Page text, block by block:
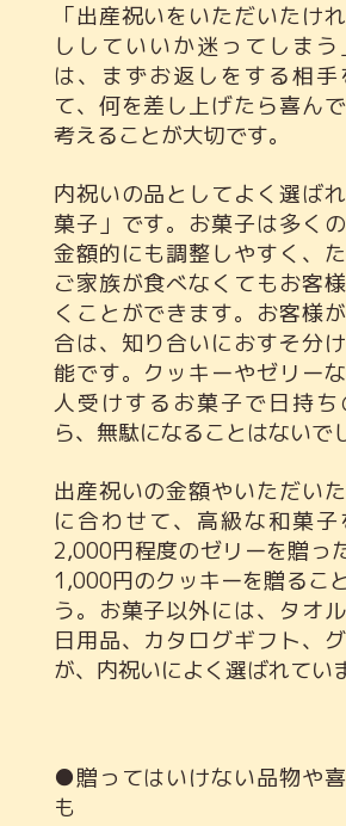
「出産祝いをいただいたけ
ししていいか迷ってしま
は、まずお返しをする相
て、何を差し上げたら喜ん
考えることが大切です。
内祝いの品としてよく選ば
菓子」です。お菓子は多くの
金額的にも調整しやすく、
ご家族が食べなくてもお客
くことができます。お客様
合は、知り合いにおすそ分
能です。クッキーやゼリー
人受けするお菓子で日持ち
ら、無駄になることはないで
出産祝いの金額やいただい
に合わせて、高級な和菓子
2,000円程度のゼリーを贈っ
1,000円のクッキーを贈るこ
う。お菓子以外には、タオ
日用品、カタログギフト、
が、内祝いによく選ばれてい
●贈ってはいけない品物や
も